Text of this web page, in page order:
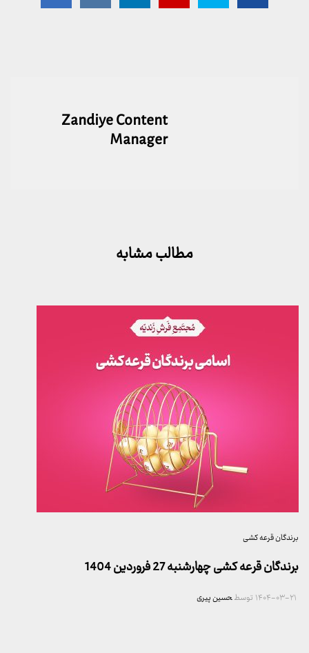
Zandiye Content
Manager
مطالب مشابه
برندگان قرعه کشی
برندگان قرعه کشی چهارشنبه 27 فروردین 1404
۱۴۰۴-۰۳-۲۱ توسطحسین پیری